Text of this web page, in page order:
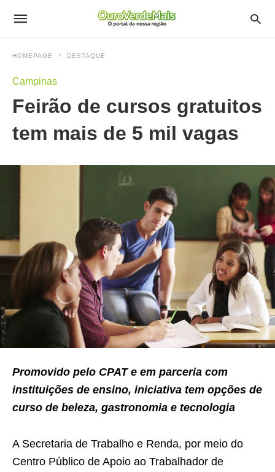
HOMEPAGE DESTAQUE
Campinas
Feirão de cursos gratuitos
tem mais de 5 mil vagas
Promovido pelo CPAT e em parceria com
instituições de ensino, iniciativa tem opções de
curso de beleza, gastronomia e tecnologia
A Secretaria de Trabalho e Renda, por meio do
Centro Público de Apoio ao Trabalhador de